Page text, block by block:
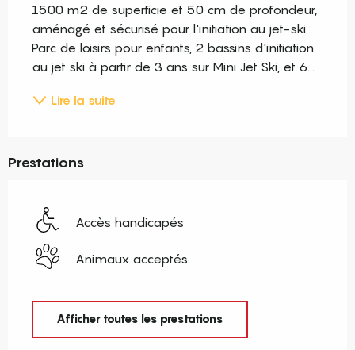
1500 m2 de superficie et 50 cm de profondeur,
aménagé et sécurisé pour l'initiation au jet-ski.
Parc de loisirs pour enfants, 2 bassins d'initiation
au jet ski à partir de 3 ans sur Mini Jet Ski, et 6...
Lire la suite
Prestations
Accès handicapés
Animaux acceptés
Afficher toutes les prestations